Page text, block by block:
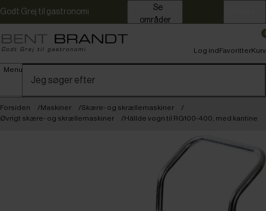
Godt Grej til gastronomi
områder
Menu
Log indFavoritterKurv
Forsiden Maskiner
Skære- og skrællemaskiner
Øvrigt skære- og skrællemaskiner
Hällde vogn til RG100-400, med kantine